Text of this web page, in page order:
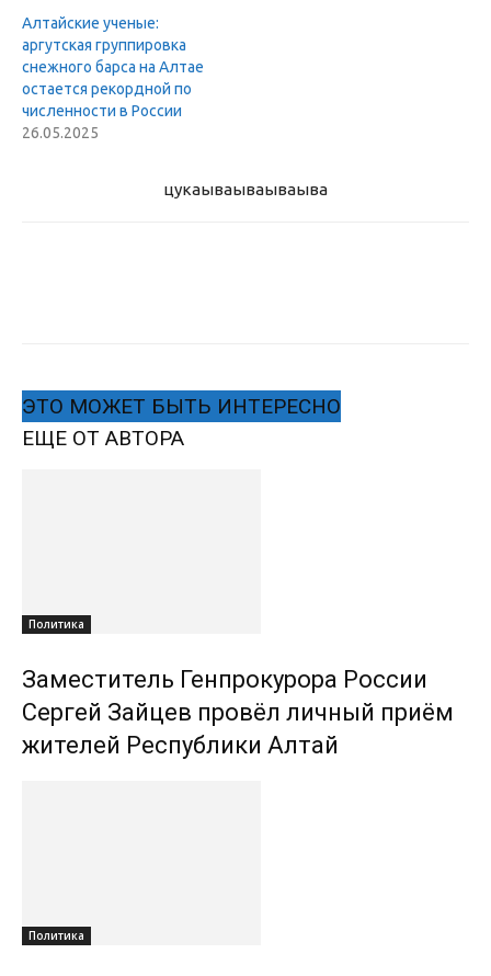
Алтайские ученые:
аргутская группировка
снежного барса на Алтае
остается рекордной по
численности в России
26.05.2025
цукаываываываыва
ЭТО МОЖЕТ БЫТЬ ИНТЕРЕСНО
ЕЩЕ ОТ АВТОРА
Политика
Заместитель Генпрокурора России
Сергей Зайцев провёл личный приём
жителей Республики Алтай
Политика